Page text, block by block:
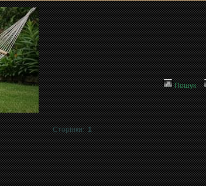
Пошук
Сторінки:1